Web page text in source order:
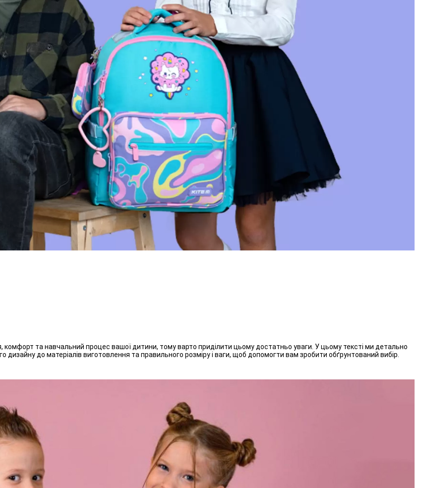
та навчальний процес вашої дитини, тому варто приділити цьому достатньо уваги. У цьому тексті ми детально
дизайну до матеріалів виготовлення та правильного розміру і ваги, щоб допомогти вам зробити обґрунтований вибір.